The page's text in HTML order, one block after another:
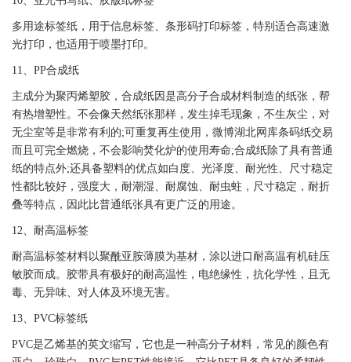
多用途标签纸，用于信息标签、条形码打印标签 ，特别适合高速激
光打印，也适用于喷墨打印。
11、PP合成纸
主成分为聚丙烯塑胶， 合成纸因是高分子合成材料制造的纸张，帮
有热增塑性。不会像天然纸张那样，发生掉毛现象，不生灰尘，对
无尘室等是非常有利的;可重复再生使用，微博湖北网库条码纸交易
而且可完全燃烧，不会影响焚化炉的使用寿命;合成纸除了具有普通
纸的特点外;还具备塑料的优点如白度、光泽度、耐光性、尺寸稳定
性都比较好，强度大，耐潮湿、耐腐蚀、耐虫蛀，尺寸稳定，耐折
叠等特点，因此比普通纸张具有更广泛的用途。
12、耐高温标签
耐高温标签材料以聚酰亚胺薄膜为基材，涂以进口耐高温有机硅压
敏胶而成。胶带具有极好的耐高温性，电绝缘性，抗化学性，且无
毒、无异味、对人体及环境无害。
13、 PVC标签纸
PVC是乙烯基的英文缩写，它也是一种高分子材料，常见的颜色有